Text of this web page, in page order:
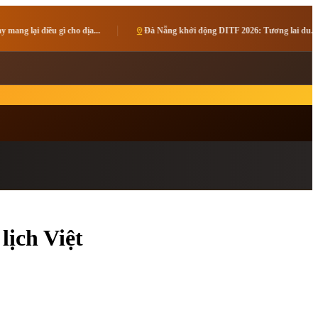
pin_dropĐà Nẵng khởi động DITF 2026: Tương lai du... pin_dropMãn nhãn
Việt